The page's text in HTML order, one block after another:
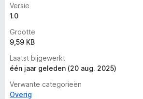
i
n
e
n
Versie
1.0
Grootte
9,59 KB
Laatst bijgewerkt
één jaar geleden (20 aug. 2025)
Verwante categorieën
Overig